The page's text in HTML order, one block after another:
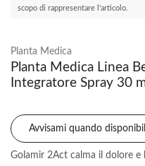
scopo di rappresentare l'articolo.
Planta Medica
Planta Medica Linea
Integratore Spray 30
Avvisami quando
Golamir 2Act calma il dolore e